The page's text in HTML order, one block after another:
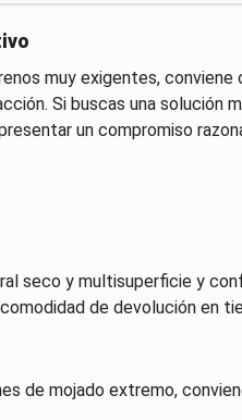
muy exigentes, conviene
Si buscas una solución
un compromiso
seco y multisuperficie y
de devolución en
de mojado extremo,